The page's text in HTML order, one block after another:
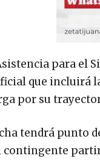
para el
que incluirá
por su
tendrá punto